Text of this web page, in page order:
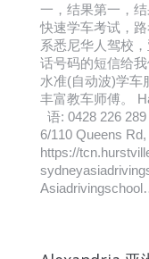
一，结果第一，
快速学车考试，
系悉尼华人驾校
话号码的短信给
水准(自动波)学车
丰富教车师傅。
语: 0428 226
6/110 Queens
https://